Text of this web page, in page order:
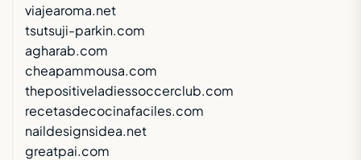
viajearoma.net
tsutsuji-parkin.com
agharab.com
cheapammousa.com
thepositiveladiessoccerclub.com
recetasdecocinafaciles.com
naildesignsidea.net
greatpai.com